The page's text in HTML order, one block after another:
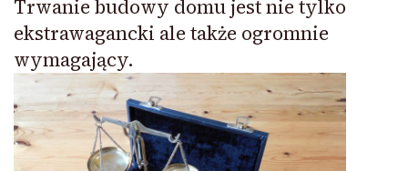
Trwanie budowy domu jest nie tylko
ekstrawagancki ale także ogromnie
wymagający.